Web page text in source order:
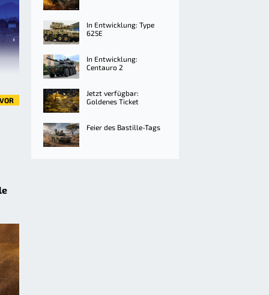
VOR
In Entwicklung: Type
625E
In Entwicklung:
Centauro 2
Jetzt verfügbar:
Goldenes Ticket
Feier des Bastille-Tags